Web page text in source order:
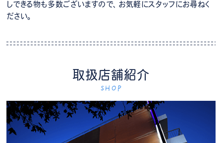
しできる物も多数ございますので、お気軽にスタッフにお尋ねく
ださい。
取扱店舗紹介
SHOP